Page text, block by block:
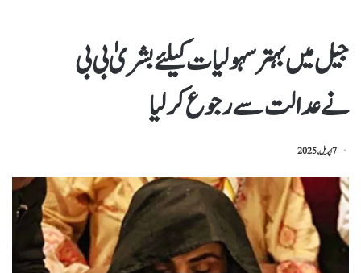
جیل میں بہتر سہولیات کیلئے بشریٰ بی بی
نےعدالت سے رجوع کرلیا
7 اپریل, 2025